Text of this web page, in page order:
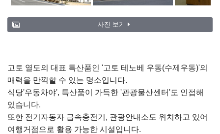
사진 보기
고토 열도의 대표 특산품인 '고토 테노베 우동(수제우동)'의
매력을 만끽할 수 있는 명소입니다.
식당'우동차야', 특산품이 가득한 '관광물산센터'도 인접해
있습니다.
또한 전기자동자 급속충전기, 관광안내소도 위치하고 있어
여행거점으로 활용 가능한 시설입니다.